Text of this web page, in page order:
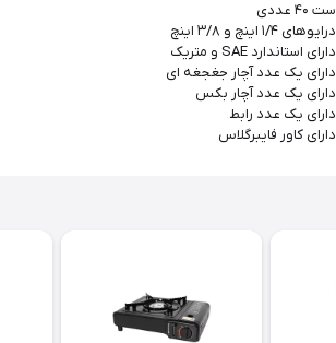
ست ۴۰ عددی
درایوهای ۱/۴ اینچ و ۳/۸ اینچ
دارای استاندارد SAE و متریک
دارای یک عدد آچار جغجغه ای
دارای یک عدد آچار بکس
دارای یک عدد رابط
دارای کاور فایبرگلاس